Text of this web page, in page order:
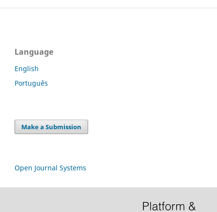
Language
English
Português
Make a Submission
Open Journal Systems